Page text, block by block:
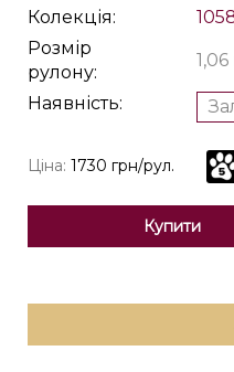
Колекція:
Розмір
рулону:
Наявність:
Ціна: 1730 грн/рул.
Купити